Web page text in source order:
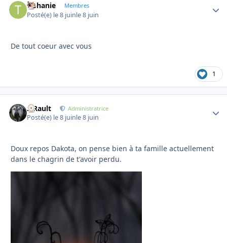
tiphanie Membres
Posté(e) le 8 juinle 8 juin
De tout coeur avec vous
1
S.Rault Administratrice
Posté(e) le 8 juinle 8 juin
Doux repos Dakota, on pense bien à ta famille actuellement
dans le chagrin de t'avoir perdu.